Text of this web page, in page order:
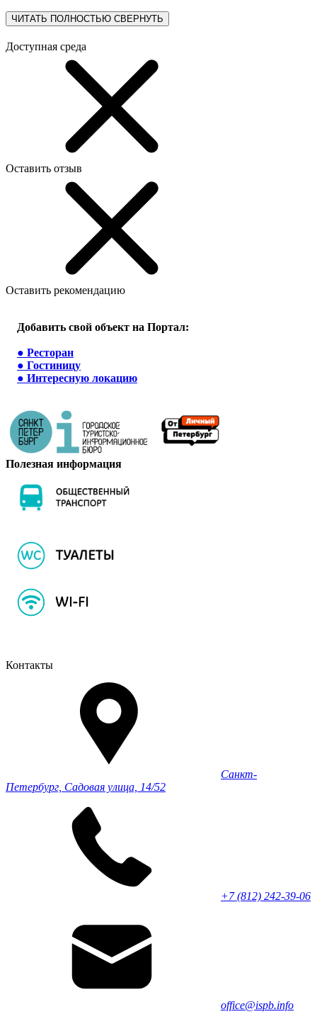
ЧИТАТЬ ПОЛНОСТЬЮ СВЕРНУТЬ
Доступная среда
Оставить отзыв
Оставить рекомендацию
Добавить свой объект на Портал:
● Ресторан
● Гостиницу
● Интересную локацию
Полезная информация
Контакты
Санкт-
Петербург, Садовая улица, 14/52
+7 (812) 242-39-06
office@ispb.info